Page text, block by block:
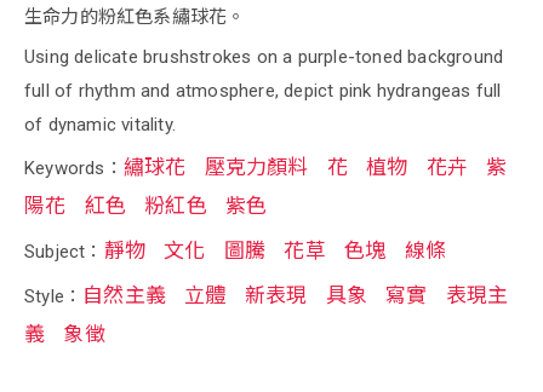
生命力的粉紅色系繡球花。
Using delicate brushstrokes on a purple-toned background
full of rhythm and atmosphere, depict pink hydrangeas full
of dynamic vitality.
Keywords： 繡球花 壓克力顏料 花 植物 花卉
紫
陽花
紅色 粉紅色 紫色
Subject： 靜物 文化 圖騰 花草 色塊 線條
Style： 自然主義 立體 新表現 具象 寫實
表現主
義
象徵